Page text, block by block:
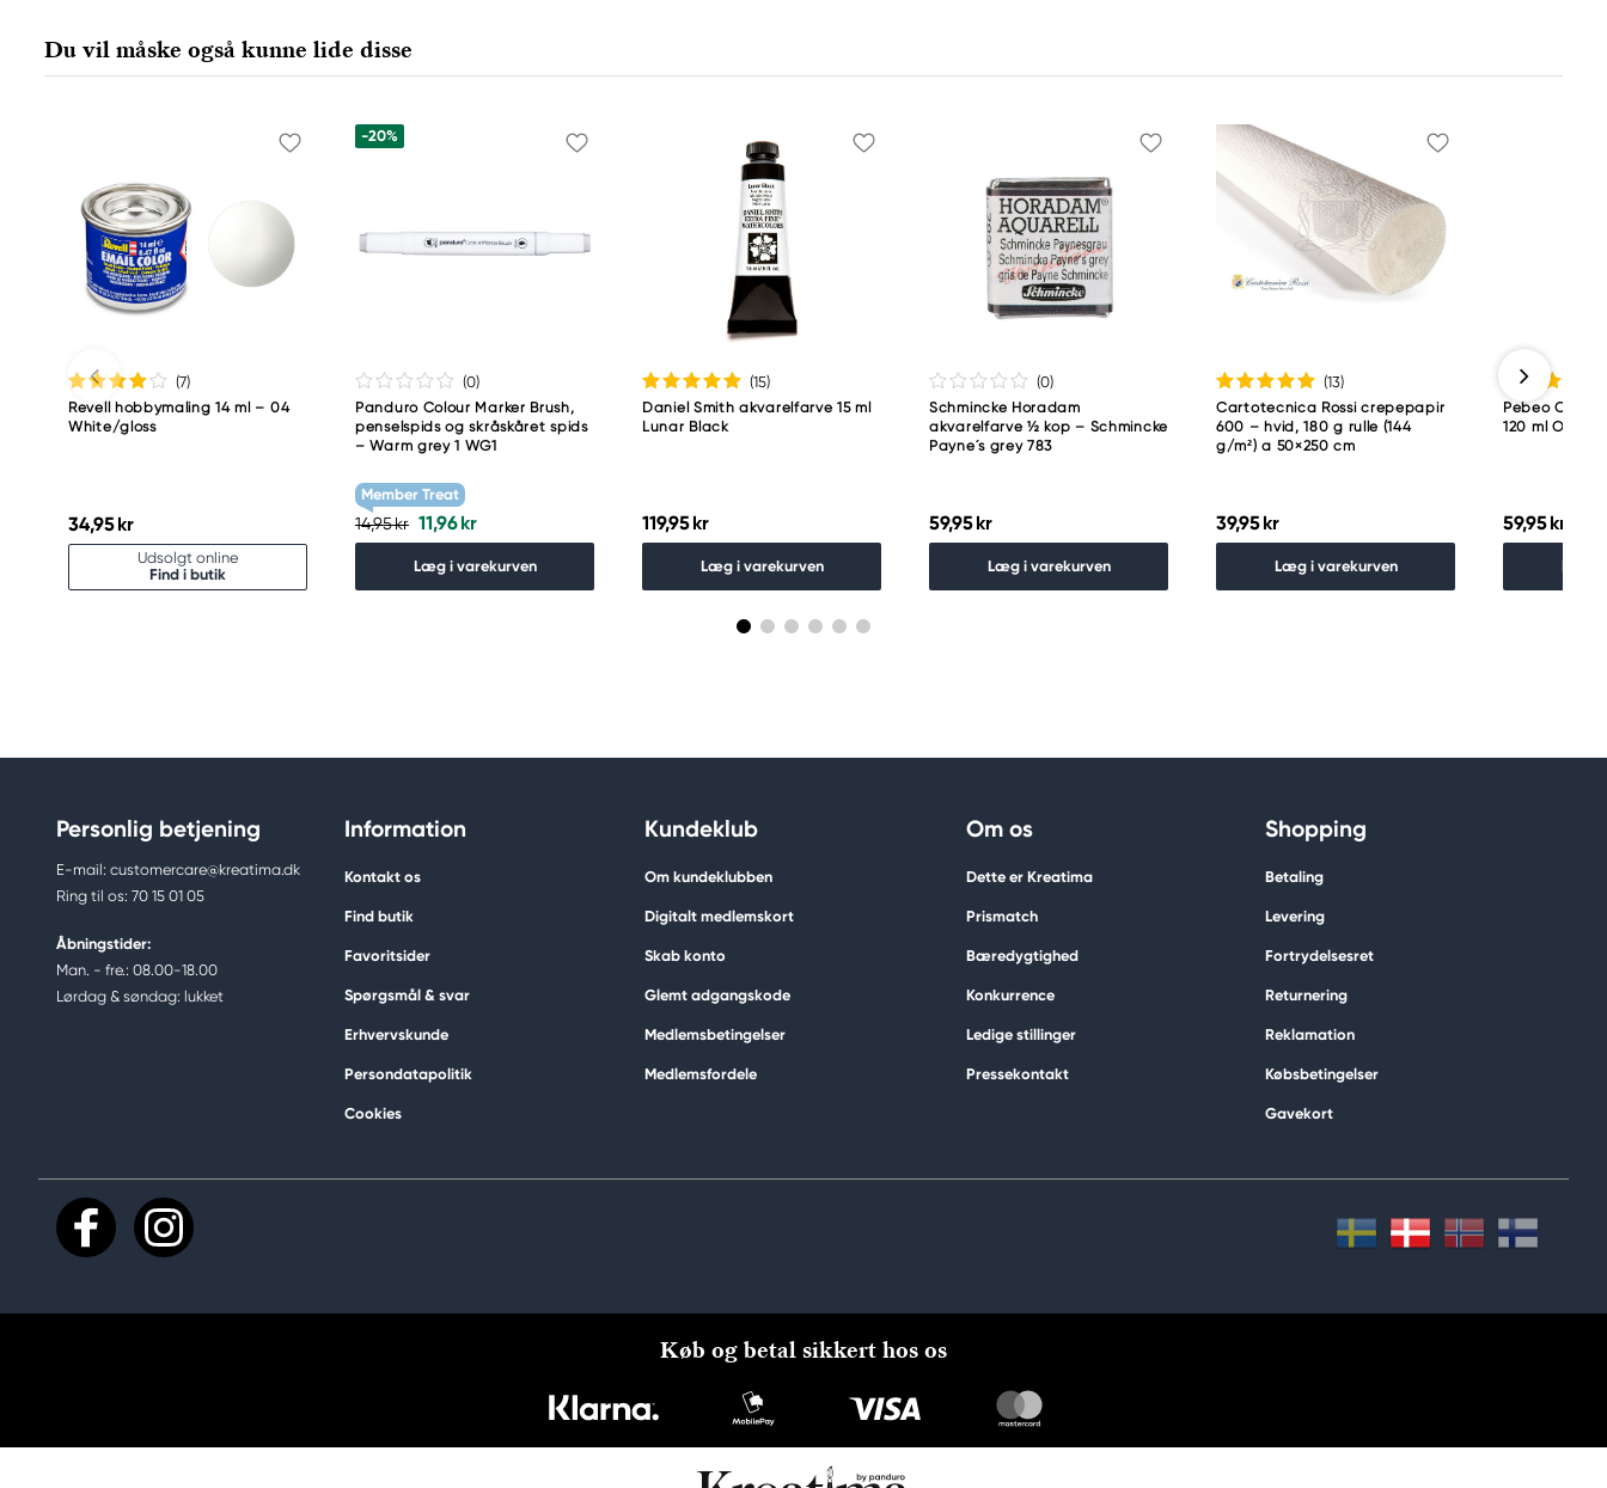
Du vil måske også kunne lide disse
(7)
Revell hobbymaling 14 ml – 04
White/gloss
34,95 kr
Udsolgt online
Find i butik
-20%
(0)
Panduro Colour Marker Brush,
penselspids og skråskåret spids
– Warm grey 1 WG1
Member Treat
14,95 kr 11,96 kr
Læg i varekurven
(15)
Daniel Smith akvarelfarve 15 ml
Lunar Black
119,95 kr
Læg i varekurven
(0)
Schmincke Horadam
akvarelfarve ½ kop – Schmincke
Payne´s grey 783
59,95 kr
Læg i varekurven
(13)
Cartotecnica Rossi crepepapir
600 – hvid, 180 g rulle (144
g/m²) a 50×250 cm
39,95 kr
Læg i varekurven
Pebeo Origin
120 ml Olive
59,95 kr
Læg i
Personlig betjening
E-mail: customercare@kreatima.dk
Ring til os: 70 15 01 05
Åbningstider:
Man. - fre.: 08.00-18.00
Lørdag & søndag: lukket
Information
Kontakt os
Find butik
Favoritsider
Spørgsmål & svar
Erhvervskunde
Persondatapolitik
Cookies
Kundeklub
Om kundeklubben
Digitalt medlemskort
Skab konto
Glemt adgangskode
Medlemsbetingelser
Medlemsfordele
Om os
Dette er Kreatima
Prismatch
Bæredygtighed
Konkurrence
Ledige stillinger
Pressekontakt
Shopping
Betaling
Levering
Fortrydelsesret
Returnering
Reklamation
Købsbetingelser
Gavekort
Køb og betal sikkert hos os